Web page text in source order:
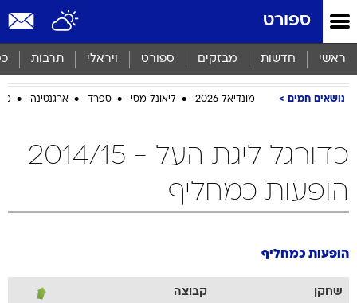
ספורט
ראשי חדשות מבזקים ספורט ויראלי תרבות
נושאים חמים מונדיאל 2026 ליאונל מסי ספרד ארגנטינה
כדורגל ליגת העל - 2014/15
הופעות כמחליף
הופעות כמחליף
שחקן קבוצה